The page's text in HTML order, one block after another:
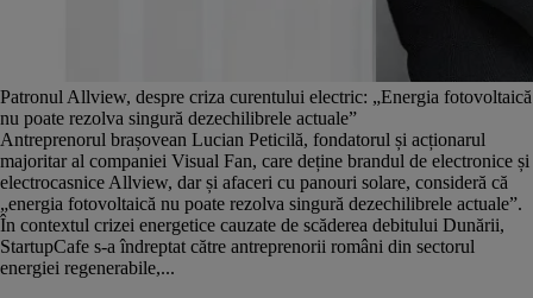
Patronul Allview, despre criza curentului electric: „Energia fotovoltaică
nu poate rezolva singură dezechilibrele actuale”
Antreprenorul brașovean Lucian Peticilă, fondatorul și acționarul
majoritar al companiei Visual Fan, care deține brandul de electronice și
electrocasnice Allview, dar și afaceri cu panouri solare, consideră că
„energia fotovoltaică nu poate rezolva singură dezechilibrele actuale”.
În contextul crizei energetice cauzate de scăderea debitului Dunării,
StartupCafe s-a îndreptat către antreprenorii români din sectorul
energiei regenerabile,...